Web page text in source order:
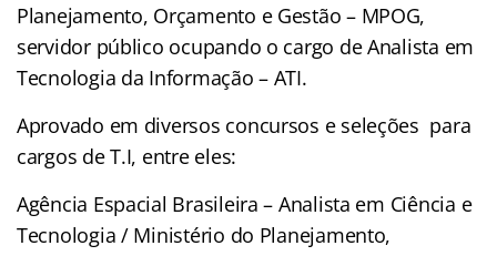
Planejamento, Orçamento e Gestão – MPOG,
servidor público ocupando o cargo de Analista em
Tecnologia da Informação – ATI.
Aprovado em diversos concursos e seleções para
cargos de T.I, entre eles:
Agência Espacial Brasileira – Analista em Ciência e
Tecnologia / Ministério do Planejamento,